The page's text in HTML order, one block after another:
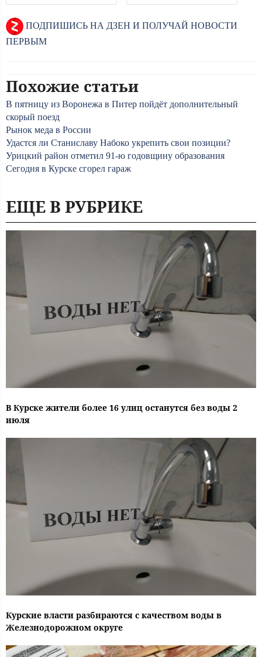
ПОДПИШИСЬ НА ДЗЕН И ПОЛУЧАЙ НОВОСТИ
ПЕРВЫМ
Похожие статьи
В пятницу из Воронежа в Питер пойдёт дополнительный
скорый поезд
Рынок меда в России
Удастся ли Станиславу Набоко укрепить свои позиции?
Урицкий район отметил 91-ю годовщину образования
Сегодня в Курске сгорел гараж
ЕЩЕ В РУБРИКЕ
В Курске жители более 16 улиц останутся без воды 2
июля
Курские власти разбираются с качеством воды в
Железнодорожном округе